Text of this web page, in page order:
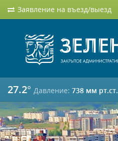
Заявление на въезд/выезд
27.2° Давление: 738 мм рт.ст.